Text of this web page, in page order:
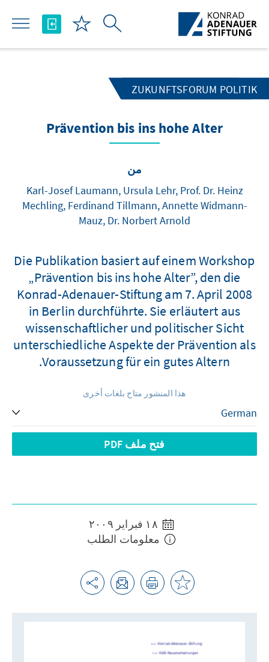
تخطي إلى المحتوى الرئيسي
ZUKUNFTSFORUM POLITIK
Prävention bis ins hohe Alter
من
Karl-Josef Laumann, Ursula Lehr, Prof. Dr. Heinz
Mechling, Ferdinand Tillmann, Annette Widmann-
Mauz, Dr. Norbert Arnold
Die Publikation basiert auf einem Workshop
„Prävention bis ins hohe Alter”, den die
Konrad-Adenauer-Stiftung am 7. April 2008
in Berlin durchführte. Sie erläutert aus
wissenschaftlicher und politischer Sicht
unterschiedliche Aspekte der Prävention als
Voraussetzung für ein gutes Altern.
هذا المنشور متاح بلغات أخرى
فتح ملف PDF
معلومات الطلب